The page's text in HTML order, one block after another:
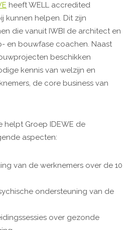
heeft WELL accredited
kunnen helpen. Dit zijn
die vanuit IWBI de architect en
en bouwfase coachen. Naast
beschikken
kennis van welzijn en
de core business van
helpt Groep IDEWE de
aspecten:
van de werknemers over de 10
ondersteuning van de
over gezonde